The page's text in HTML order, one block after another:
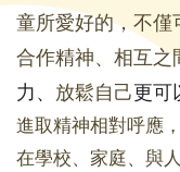
童所愛好的，不僅
合作精神、相互之
力、 放鬆自己更可
進取精神相對呼應
在學校、家庭、與